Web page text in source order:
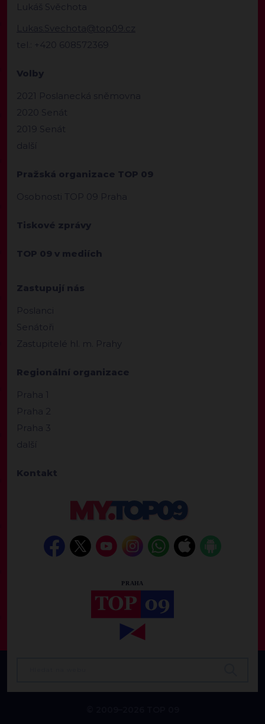
Lukáš Svěchota
Lukas.Svechota@top09.cz
tel.: +420 608572369
Volby
2021 Poslanecká sněmovna
2020 Senát
2019 Senát
další
Pražská organizace TOP 09
Osobnosti TOP 09 Praha
Tiskové zprávy
TOP 09 v mediích
Zastupují nás
Poslanci
Senátoři
Zastupitelé hl. m. Prahy
Regionální organizace
Praha 1
Praha 2
Praha 3
další
Kontakt